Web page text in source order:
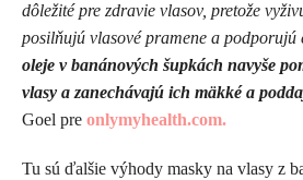
dôležité pre zdravie vlasov, pretože
posilňujú vlasové pramene a podporujú
oleje v banánových šupkách navyše
vlasy a zanechávajú ich mäkké a
Goel pre onlymyhealth.com.
Tu sú ďalšie výhody masky na vlasy z